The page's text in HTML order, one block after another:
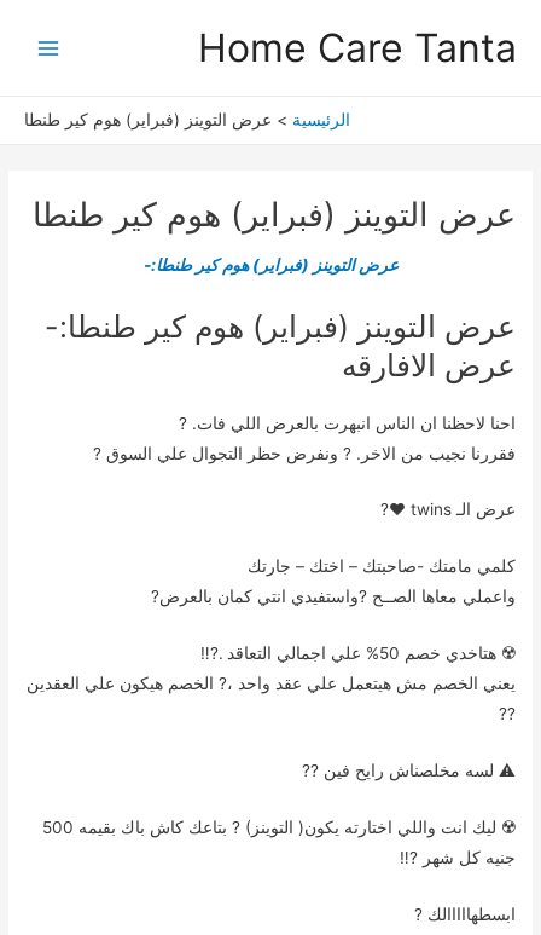
Home Care Tanta
الرئيسية عرض التوينز (فبراير) هوم كير طنطا
عرض التوينز (فبراير) هوم كير طنطا
عرض التوينز (فبراير) هوم كير طنطا:-
عرض التوينز (فبراير) هوم كير طنطا:-
عرض الافارقه
احنا لاحظنا ان الناس انبهرت بالعرض اللي فات. ?
فقررنا نجيب من الاخر. ? ونفرض حظر التجوال علي السوق ?
عرض الـ twins ♥?
كلمي مامتك -صاحبتك – اختك – جارتك
واعملي معاها الصــح ?واستفيدي انتي كمان بالعرض?
☢️ هتاخدي خصم 50% علي اجمالي التعاقد .?‼️
يعني الخصم مش هيتعمل علي عقد واحد ،? الخصم هيكون علي العقدين
??
⚠️ لسه مخلصناش رايح فين ??
☢️ ليك انت واللي اختارته يكون( التوينز) ? بتاعك كاش باك بقيمه 500
جنيه كل شهر ?‼️
ابسطهااااالك ?